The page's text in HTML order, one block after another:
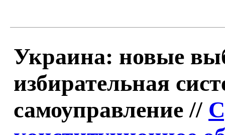
Украина: новые
избирательная
самоуправление //